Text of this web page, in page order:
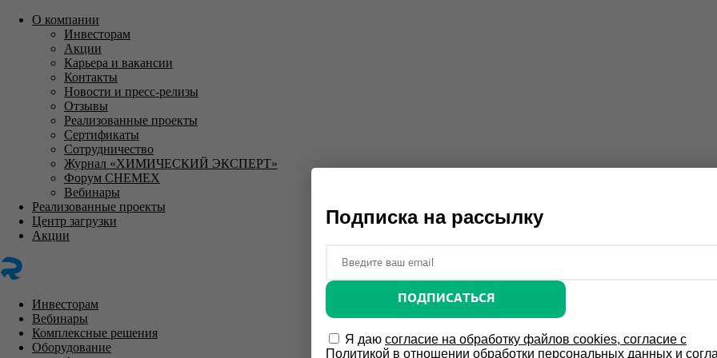
О компании
Инвесторам
Акции
Карьера и вакансии
Контакты
Новости и пресс-релизы
Отзывы
Реализованные проекты
Сертификаты
Сотрудничество
Журнал «ХИМИЧЕСКИЙ ЭКСПЕРТ»
Форум CHEMEX
Вебинары
Реализованные проекты
Центр загрузки
Акции
Инвесторам
Вебинары
Комплексные решения
Оборудование
Подписка на рассылку
ПОДПИСАТЬСЯ
Я даю согласие на обработку файлов cookies, согласие с
Политикой в отношении обработки персональных данных и